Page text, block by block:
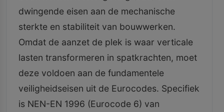
dwingende eisen aan de mechanische
sterkte en stabiliteit van bouwwerken.
Omdat de aanzet de plek is waar verticale
lasten transformeren in spatkrachten, moet
deze voldoen aan de fundamentele
veiligheidseisen uit de Eurocodes. Specifiek
is NEN-EN 1996 (Eurocode 6) van